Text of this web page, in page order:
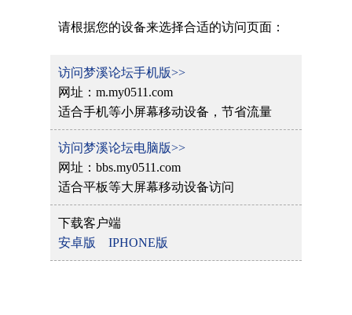
请根据您的设备来选择合适的访问页面：
访问梦溪论坛手机版>>
网址：m.my0511.com
适合手机等小屏幕移动设备，节省流量
访问梦溪论坛电脑版>>
网址：bbs.my0511.com
适合平板等大屏幕移动设备访问
下载客户端
安卓版
IPHONE版